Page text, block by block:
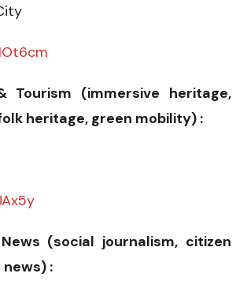
Tourism (immersive heritage,
heritage, green mobility) :
(social journalism, citizen
: